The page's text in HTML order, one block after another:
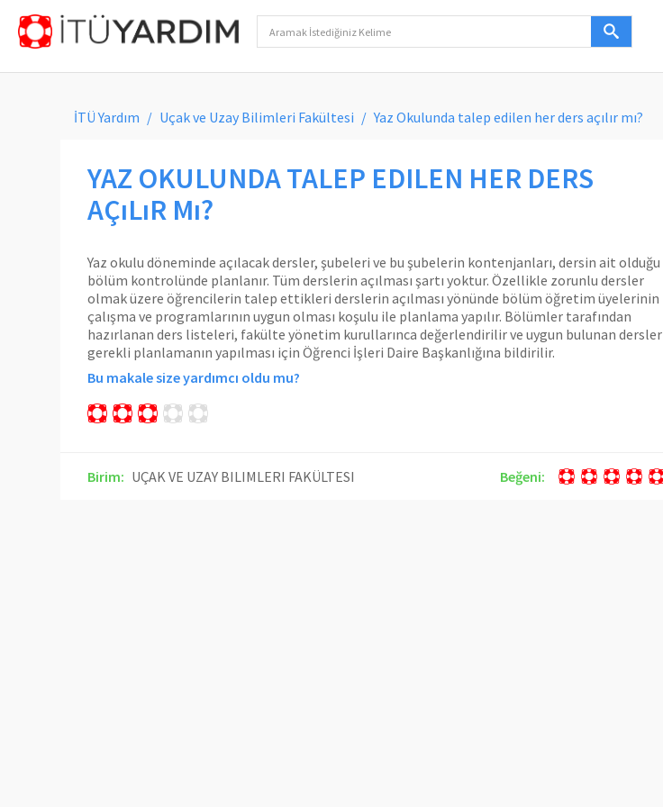
İTÜ Yardım Uçak ve Uzay Bilimleri Fakültesi Yaz Okulunda talep edilen her ders açılır mı?
YAZ OKULUNDA TALEP EDILEN HER DERS
AÇıLıR Mı?
Yaz okulu döneminde açılacak dersler, şubeleri ve bu şubelerin kontenjanları, dersin ait olduğu
bölüm kontrolünde planlanır. Tüm derslerin açılması şartı yoktur. Özellikle zorunlu dersler
olmak üzere öğrencilerin talep ettikleri derslerin açılması yönünde bölüm öğretim üyelerinin
çalışma ve programlarının uygun olması koşulu ile planlama yapılır. Bölümler tarafından
hazırlanan ders listeleri, fakülte yönetim kurullarınca değerlendirilir ve uygun bulunan dersler
gerekli planlamanın yapılması için Öğrenci İşleri Daire Başkanlığına bildirilir.
Bu makale size yardımcı oldu mu?
Birim: UÇAK VE UZAY BILIMLERI FAKÜLTESI Beğeni: